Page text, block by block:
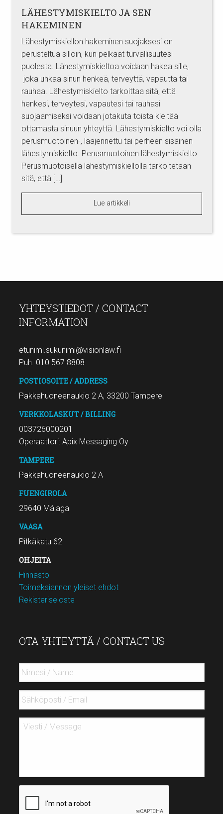
LÄHESTYMISKIELTO JA SEN
HAKEMINEN
Lähestymiskiellon hakeminen suojaksesi on
perusteltua silloin, kun pelkäät turvallisuutesi
puolesta. Lähestymiskieltoa voidaan hakea sille,
joka uhkaa sinun henkeä, terveyttä, vapautta tai
rauhaa. Lähestymiskielto tarkoittaa sitä, että
henkesi, terveytesi, vapautesi tai rauhasi
suojaamiseksi voidaan jotakuta toista kieltää
ottamasta sinuun yhteyttä. Lähestymiskielto voi olla
perusmuotoinen-, laajennettu tai perheen sisäinen
lähestymiskielto. Perusmuotoinen lähestymiskielto
Perusmuotoisella lähestymiskiellolla tarkoitetaan
sitä, että […]
Lue artikkeli
YHTEYSTIEDOT / CONTACT
INFORMATION
etunimi.sukunimi@visionlaw.fi
Puh. 010 567 8808
POSTIOSOITE / ADDRESS
Pakkahuoneenaukio 2 A, 33200 Tampere
VERKKOLASKUT / BILLING
003726000201
Operaattori: Apix Messaging Oy
TAMPERE
Pakkahuoneenaukio 2 A
FUENGIROLA
29640 Málaga
VAASA
Pitkäkatu 62
OHJEITA
Hinnasto
Toimeksiannon yleiset ehdot
Rekisteriseloste
OTA YHTEYTTÄ / CONTACT US